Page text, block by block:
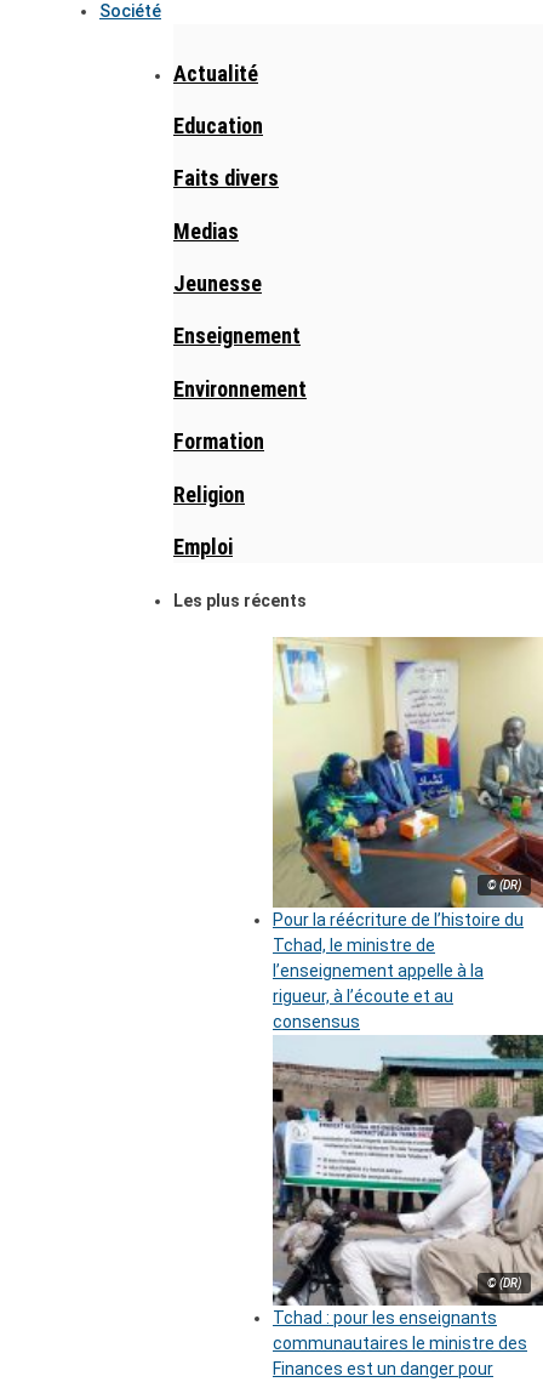
Société
Actualité
Education
Faits divers
Medias
Jeunesse
Enseignement
Environnement
Formation
Religion
Emploi
Les plus récents
© (DR)
Pour la réécriture de l’histoire du
Tchad, le ministre de
l’enseignement appelle à la
rigueur, à l’écoute et au
consensus
© (DR)
Tchad : pour les enseignants
communautaires le ministre des
Finances est un danger pour